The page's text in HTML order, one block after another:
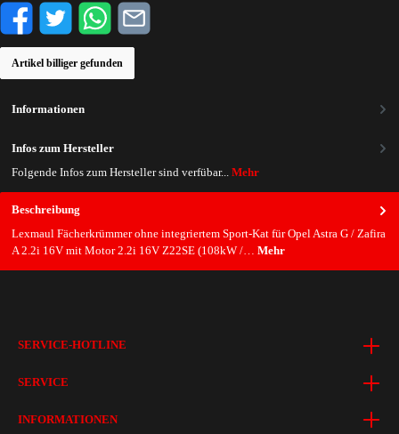
Artikel billiger gefunden
Beschreibung
Lexmaul Fächerkrümmer ohne integriertem Sport-Kat für Opel Astra G / Zafira
A 2.2i 16V mit Motor 2.2i 16V Z22SE (108kW /… Mehr
Informationen
Infos zum Hersteller
Folgende Infos zum Hersteller sind verfübar... Mehr
SERVICE-HOTLINE
SERVICE
INFORMATIONEN